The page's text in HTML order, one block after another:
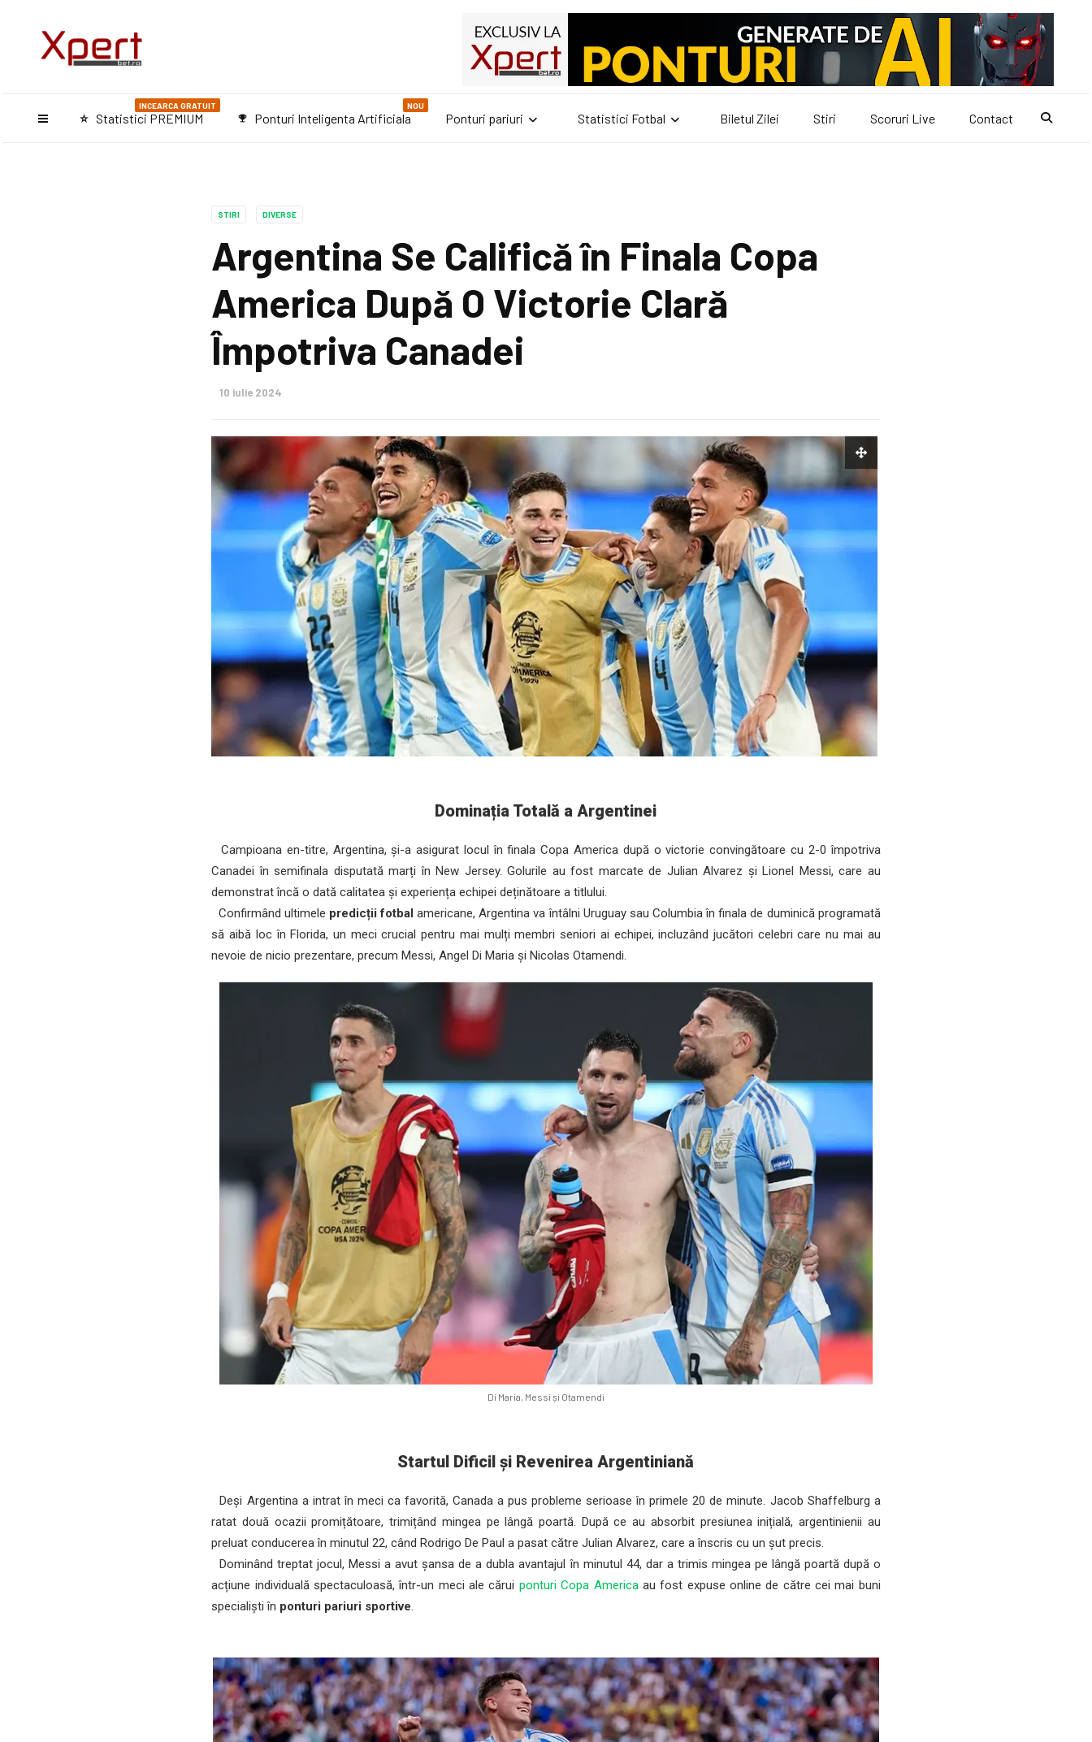
star_purple500 Statistici PREMIUM
INCEARCA GRATUIT
emoji_events Ponturi Inteligenta Artificiala
NOU
Ponturi pariuri Statistici Fotbal Biletul Zilei Stiri Scoruri Live Contact
STIRI DIVERSE
Argentina Se Califică în Finala Copa
America După O Victorie Clară
Împotriva Canadei
10 iulie 2024
Dominația Totală a Argentinei
Campioana en-titre, Argentina, și-a asigurat locul în finala Copa America după o victorie convingătoare cu 2-0 împotriva
Canadei în semifinala disputată marți în New Jersey. Golurile au fost marcate de Julian Alvarez și Lionel Messi, care au
demonstrat încă o dată calitatea și experiența echipei deținătoare a titlului.
Confirmând ultimele predicții fotbal americane, Argentina va întâlni Uruguay sau Columbia în finala de duminică programată
să aibă loc în Florida, un meci crucial pentru mai mulți membri seniori ai echipei, incluzând jucători celebri care nu mai au
nevoie de nicio prezentare, precum Messi, Angel Di Maria și Nicolas Otamendi.
Di Maria, Messi și Otamendi
Startul Dificil și Revenirea Argentiniană
Deși Argentina a intrat în meci ca favorită, Canada a pus probleme serioase în primele 20 de minute. Jacob Shaffelburg a
ratat două ocazii promițătoare, trimițând mingea pe lângă poartă. După ce au absorbit presiunea inițială, argentinienii au
preluat conducerea în minutul 22, când Rodrigo De Paul a pasat către Julian Alvarez, care a înscris cu un șut precis.
Dominând treptat jocul, Messi a avut șansa de a dubla avantajul în minutul 44, dar a trimis mingea pe lângă poartă după o
acțiune individuală spectaculoasă, într-un meci ale cărui ponturi Copa Americaau fost expuse online de către cei mai buni
specialiști în ponturi pariuri sportive.